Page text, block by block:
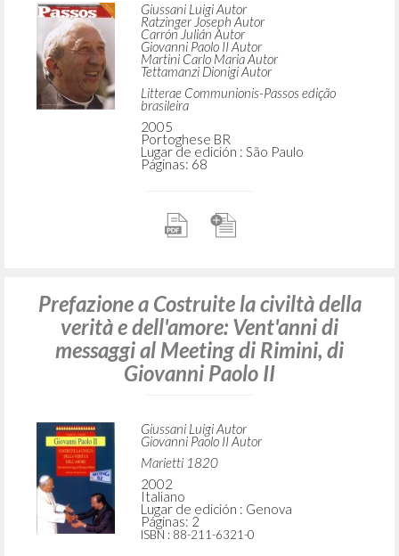
Giussani Luigi Autor
Ratzinger Joseph Autor
Carrón Julián Autor
Giovanni Paolo II Autor
Martini Carlo Maria Autor
Tettamanzi Dionigi Autor
Litterae Communionis-Passos edição
brasileira
2005
Portoghese BR
Lugar de edición : São Paulo
Páginas: 68
Prefazione a Costruite la civiltà della
verità e dell'amore: Vent'anni di
messaggi al Meeting di Rimini, di
Giovanni Paolo II
Giussani Luigi Autor
Giovanni Paolo II Autor
Marietti 1820
2002
Italiano
Lugar de edición : Genova
Páginas: 2
ISBN : 88-211-6321-0